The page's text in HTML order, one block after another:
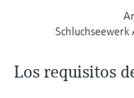
Los requisitos